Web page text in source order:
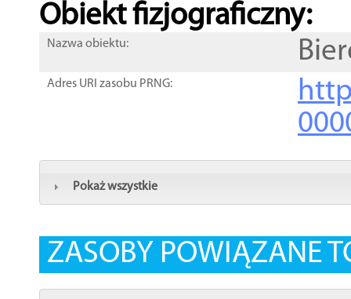
Obiekt fizjograficzny:
Nazwa obiektu:
Adres URI zasobu PRNG:
Pokaż wszystkie
ZASOBY POWIĄZANE